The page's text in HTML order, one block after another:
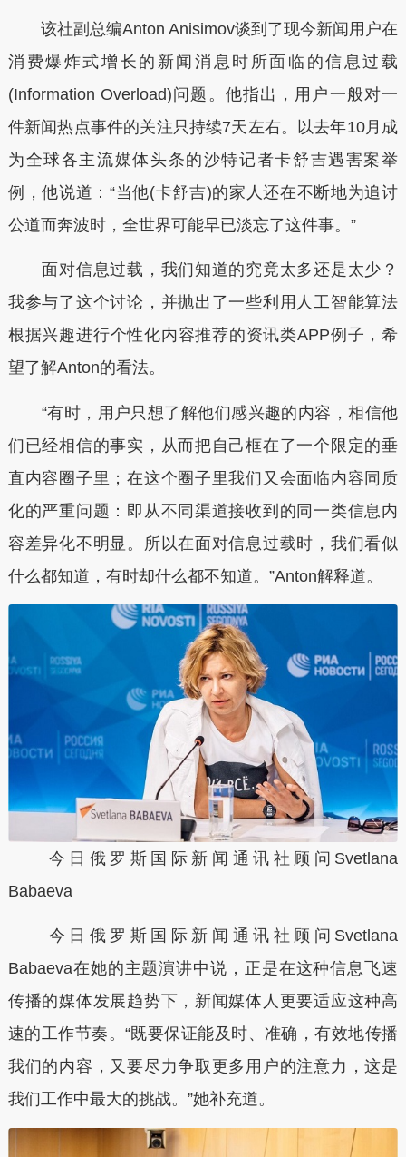
该社副总编Anton Anisimov谈到了现今新闻用户在
消费爆炸式增长的新闻消息时所面临的信息过载
(Information Overload)问题。他指出，用户一般对一
件新闻热点事件的关注只持续7天左右。以去年10月成
为全球各主流媒体头条的沙特记者卡舒吉遇害案举
例，他说道：“当他(卡舒吉)的家人还在不断地为追讨
公道而奔波时，全世界可能早已淡忘了这件事。”
面对信息过载，我们知道的究竟太多还是太少？
我参与了这个讨论，并抛出了一些利用人工智能算法
根据兴趣进行个性化内容推荐的资讯类APP例子，希
望了解Anton的看法。
“有时，用户只想了解他们感兴趣的内容，相信他
们已经相信的事实，从而把自己框在了一个限定的垂
直内容圈子里；在这个圈子里我们又会面临内容同质
化的严重问题：即从不同渠道接收到的同一类信息内
容差异化不明显。所以在面对信息过载时，我们看似
什么都知道，有时却什么都不知道。”Anton解释道。
今日俄罗斯国际新闻通讯社顾问Svetlana
Babaeva
今日俄罗斯国际新闻通讯社顾问Svetlana
Babaeva在她的主题演讲中说，正是在这种信息飞速
传播的媒体发展趋势下，新闻媒体人更要适应这种高
速的工作节奏。“既要保证能及时、准确，有效地传播
我们的内容，又要尽力争取更多用户的注意力，这是
我们工作中最大的挑战。”她补充道。